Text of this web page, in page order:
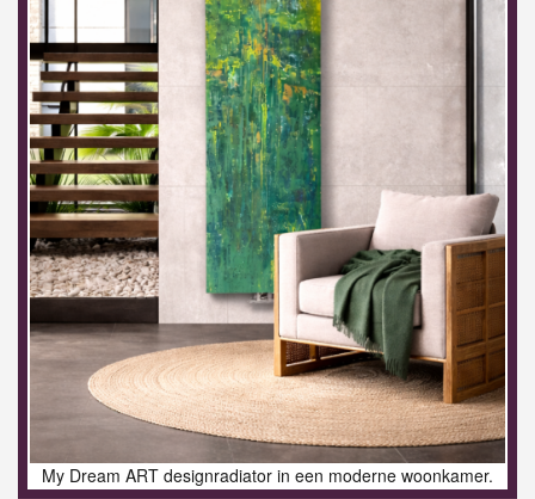
My Dream ART designradiator in een moderne woonkamer.